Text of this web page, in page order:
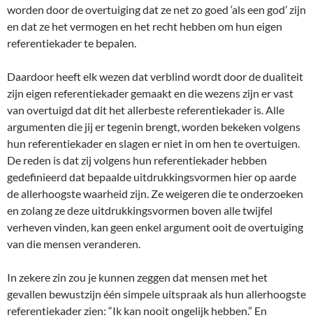
worden door de overtuiging dat ze net zo goed ‘als een god’ zijn
en dat ze het vermogen en het recht hebben om hun eigen
referentiekader te bepalen.
Daardoor heeft elk wezen dat verblind wordt door de dualiteit
zijn eigen referentiekader gemaakt en die wezens zijn er vast
van overtuigd dat dit het allerbeste referentiekader is. Alle
argumenten die jij er tegenin brengt, worden bekeken volgens
hun referentiekader en slagen er niet in om hen te overtuigen.
De reden is dat zij volgens hun referentiekader hebben
gedefinieerd dat bepaalde uitdrukkingsvormen hier op aarde
de allerhoogste waarheid zijn. Ze weigeren die te onderzoeken
en zolang ze deze uitdrukkingsvormen boven alle twijfel
verheven vinden, kan geen enkel argument ooit de overtuiging
van die mensen veranderen.
In zekere zin zou je kunnen zeggen dat mensen met het
gevallen bewustzijn één simpele uitspraak als hun allerhoogste
referentiekader zien: “Ik kan nooit ongelijk hebben.” En